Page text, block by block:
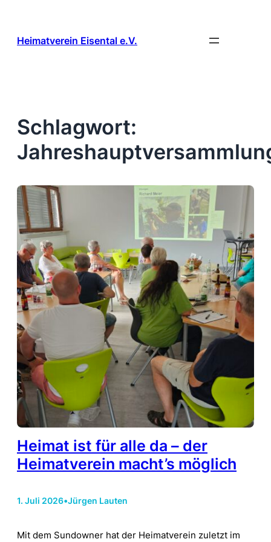
springen
Heimatverein Eisental e.V.
Schlagwort:
Heimat ist für alle da – der
Heimatverein macht’s möglich
1. Juli 2026•Jürgen Lauten
Mit dem Sundowner hat der Heimatverein zuletzt im